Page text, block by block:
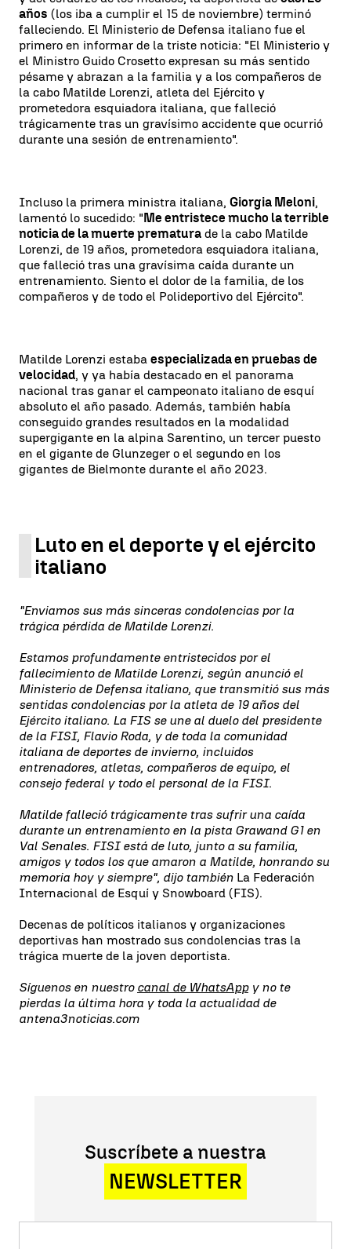
años (los iba a cumplir el 15 de noviembre) terminó
falleciendo. El Ministerio de Defensa italiano fue el
primero en informar de la triste noticia: "El Ministerio y
el Ministro Guido Crosetto expresan su más sentido
pésame y abrazan a la familia y a los compañeros de
la cabo Matilde Lorenzi, atleta del Ejército y
prometedora esquiadora italiana, que falleció
trágicamente tras un gravísimo accidente que ocurrió
durante una sesión de entrenamiento".
Incluso la primera ministra italiana, Giorgia Meloni,
lamentó lo sucedido: "Me entristece mucho la terrible
noticia de la muerte prematura de la cabo Matilde
Lorenzi, de 19 años, prometedora esquiadora italiana,
que falleció tras una gravísima caída durante un
entrenamiento. Siento el dolor de la familia, de los
compañeros y de todo el Polideportivo del Ejército".
Matilde Lorenzi estaba especializada en pruebas de
velocidad, y ya había destacado en el panorama
nacional tras ganar el campeonato italiano de esquí
absoluto el año pasado. Además, también había
conseguido grandes resultados en la modalidad
supergigante en la alpina Sarentino, un tercer puesto
en el gigante de Glunzeger o el segundo en los
gigantes de Bielmonte durante el año 2023.
Luto en el deporte y el ejército
italiano
"Enviamos sus más sinceras condolencias por la
trágica pérdida de Matilde Lorenzi.
Estamos profundamente entristecidos por el
fallecimiento de Matilde Lorenzi, según anunció el
Ministerio de Defensa italiano, que transmitió sus más
sentidas condolencias por la atleta de 19 años del
Ejército italiano. La FIS se une al duelo del presidente
de la FISI, Flavio Roda, y de toda la comunidad
italiana de deportes de invierno, incluidos
entrenadores, atletas, compañeros de equipo, el
consejo federal y todo el personal de la FISI.
Matilde falleció trágicamente tras sufrir una caída
durante un entrenamiento en la pista Grawand G1 en
Val Senales. FISI está de luto, junto a su familia,
amigos y todos los que amaron a Matilde, honrando su
memoria hoy y siempre", dijo también La Federación
Internacional de Esquí y Snowboard (FIS).
Decenas de políticos italianos y organizaciones
deportivas han mostrado sus condolencias tras la
trágica muerte de la joven deportista.
Síguenos en nuestro canal de WhatsAppy no te
pierdas la última hora y toda la actualidad de
antena3noticias.com
Suscríbete a nuestra
NEWSLETTER